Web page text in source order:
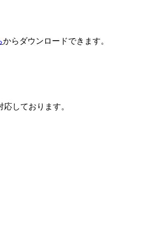
からダウンロードできます。
しております。